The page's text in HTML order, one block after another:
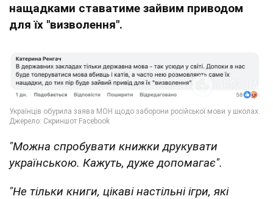
нащадками ставатиме зайвим приводом
для їх "визволення".
"Можна спробувати книжки друкувати
українською. Кажуть, дуже допомагає".
"Не тільки книги, цікаві настільні ігри, які